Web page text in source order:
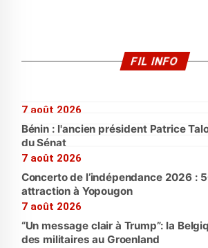
FIL INFO
7 août 2026
Bénin : l'ancien président Patrice
du Sénat
7 août 2026
Concerto de l’indépendance 2026 :
attraction à Yopougon
7 août 2026
“Un message clair à Trump”: la
des militaires au Groenland